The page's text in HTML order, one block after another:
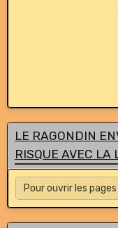
LE RAGONDIN
RISQUE AVEC LA